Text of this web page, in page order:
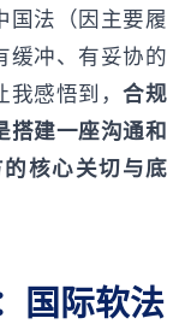
国法（因主要履
缓冲、有妥协的
我感悟到，合规
搭建一座沟通和
核心关切与底
国际软法